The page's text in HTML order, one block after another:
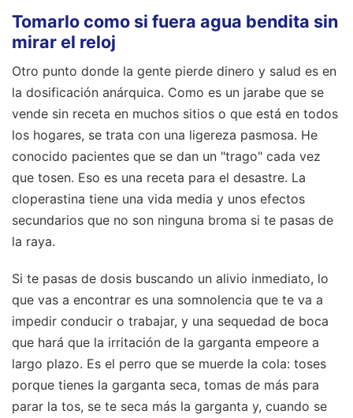
Tomarlo como si fuera agua bendita sin
mirar el reloj
Otro punto donde la gente pierde dinero y salud es en
la dosificación anárquica. Como es un jarabe que se
vende sin receta en muchos sitios o que está en todos
los hogares, se trata con una ligereza pasmosa. He
conocido pacientes que se dan un "trago" cada vez
que tosen. Eso es una receta para el desastre. La
cloperastina tiene una vida media y unos efectos
secundarios que no son ninguna broma si te pasas de
la raya.
Si te pasas de dosis buscando un alivio inmediato, lo
que vas a encontrar es una somnolencia que te va a
impedir conducir o trabajar, y una sequedad de boca
que hará que la irritación de la garganta empeore a
largo plazo. Es el perro que se muerde la cola: toses
porque tienes la garganta seca, tomas de más para
parar la tos, se te seca más la garganta y, cuando se